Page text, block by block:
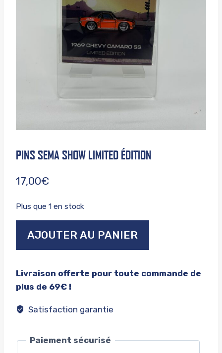
PINS SEMA SHOW LIMITED ÉDITION
17,00€
Plus que 1 en stock
Pins
Limited
édition
AJOUTER AU PANIER
Livraison offerte pour toute commande de
plus de 69€ !
Satisfaction garantie
Paiement sécurisé